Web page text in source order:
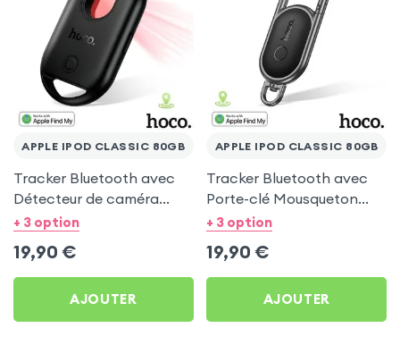
APPLE IPOD CLASSIC 80GB
Tracker Bluetooth avec
Détecteur de caméra
Hoco Noir pour Apple
+ 3 option
19,90 €
AJOUTER
APPLE IPOD CLASSIC 80GB
Tracker Bluetooth avec
Porte-clé Mousqueton
Hoco pour Apple iPod
+ 3 option
19,90 €
AJOUTER